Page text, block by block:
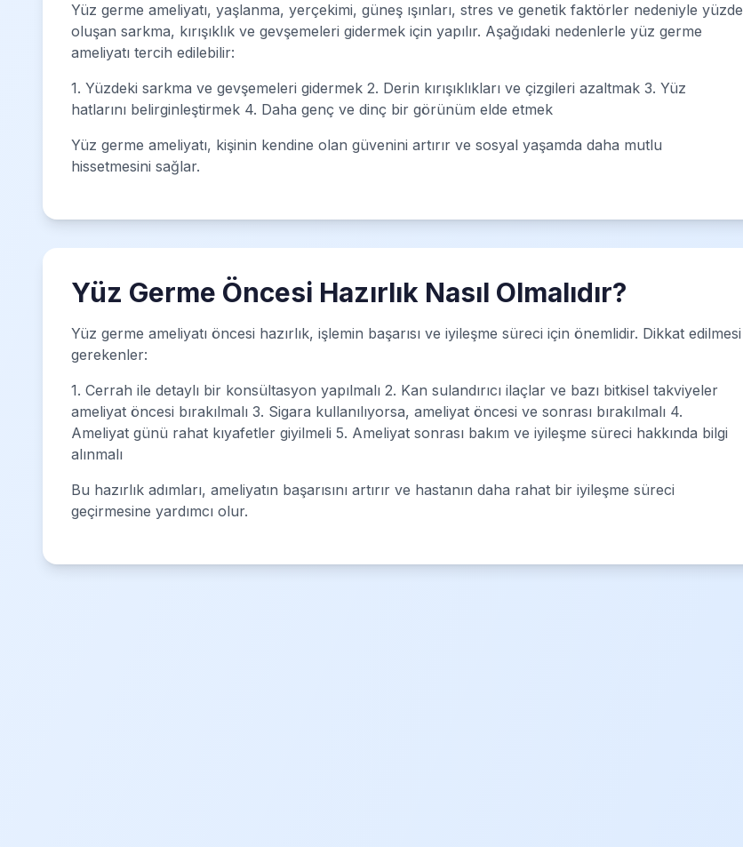
Yüz germe ameliyatı, yaşlanma, yerçekimi, güneş ışınları, stres ve genetik faktörler nedeniyle yüzde
oluşan sarkma, kırışıklık ve gevşemeleri gidermek için yapılır. Aşağıdaki nedenlerle yüz germe
ameliyatı tercih edilebilir:
1. Yüzdeki sarkma ve gevşemeleri gidermek 2. Derin kırışıklıkları ve çizgileri azaltmak 3. Yüz
hatlarını belirginleştirmek 4. Daha genç ve dinç bir görünüm elde etmek
Yüz germe ameliyatı, kişinin kendine olan güvenini artırır ve sosyal yaşamda daha mutlu
hissetmesini sağlar.
Yüz Germe Öncesi Hazırlık Nasıl Olmalıdır?
Yüz germe ameliyatı öncesi hazırlık, işlemin başarısı ve iyileşme süreci için önemlidir. Dikkat edilmesi
gerekenler:
1. Cerrah ile detaylı bir konsültasyon yapılmalı 2. Kan sulandırıcı ilaçlar ve bazı bitkisel takviyeler
ameliyat öncesi bırakılmalı 3. Sigara kullanılıyorsa, ameliyat öncesi ve sonrası bırakılmalı 4.
Ameliyat günü rahat kıyafetler giyilmeli 5. Ameliyat sonrası bakım ve iyileşme süreci hakkında bilgi
alınmalı
Bu hazırlık adımları, ameliyatın başarısını artırır ve hastanın daha rahat bir iyileşme süreci
geçirmesine yardımcı olur.